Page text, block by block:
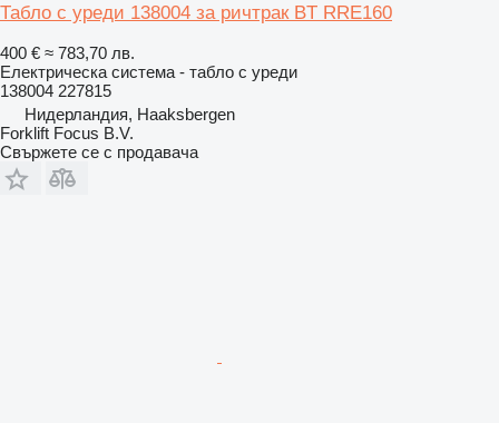
Табло с уреди 138004 за ричтрак BT RRE160
400 € ≈ 783,70 лв.
Електрическа система - табло с уреди
138004 227815
Нидерландия, Haaksbergen
Forklift Focus B.V.
Свържете се с продавача